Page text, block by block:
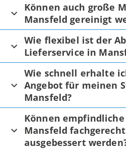
Können auch große
Mansfeld gereinigt
Wie flexibel ist der
Lieferservice in
Wie schnell erhalte
Angebot für meinen
Mansfeld?
Können
Mansfeld fachgerecht
ausgebessert